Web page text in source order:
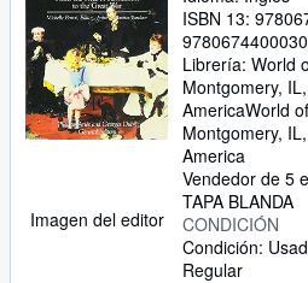
Imagen del editor
ISBN 13:
9780674400030
Librería: World
Montgomery,
AmericaWorld
Montgomery,
America
Vendedor de 5
TAPA BLANDA
CONDICIÓN
Condición:
Regular